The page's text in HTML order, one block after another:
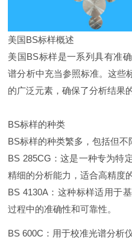
美国BS标样概述
美国BS标样是一系列具有准
谱分析中充当参照标准。这些
的广泛元素，确保了分析结果
BS标样的种类
BS标样的种类繁多，包括但不
BS 285CG：这是一种专为特
精细的分析能力，适合高精度
BS 4130A：这种标样适用于
过程中的准确性和可靠性。
BS 600C：用于校准光谱分析